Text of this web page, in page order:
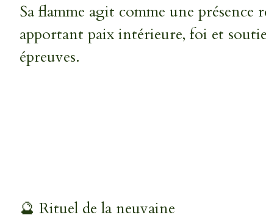
Sa flamme agit comme une présence
apportant paix intérieure, foi et
épreuves.
🔮 Rituel de la neuvaine